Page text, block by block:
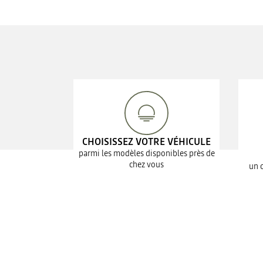
CHOISISSEZ VOTRE VÉHICULE
parmi les modèles disponibles près de
chez vous
un